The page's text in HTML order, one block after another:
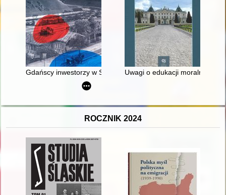
Gdańscy inwestorzy w Sopocie : prestiż finansowy i
Uwagi o edukacji moralnej
ROCZNIK 2024